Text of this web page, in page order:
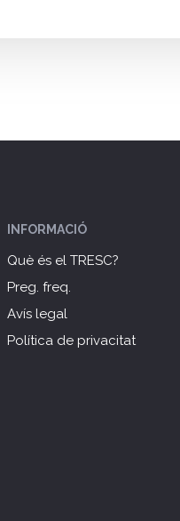
INFORMACIÓ
Què és el TRESC?
Preg. freq.
Avís legal
Política de privacitat